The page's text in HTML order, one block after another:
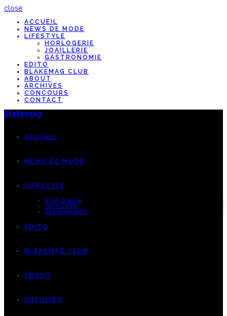
close
ACCUEIL
NEWS DE MODE
LIFESTYLE
HORLOGERIE
JOAILLERIE
GASTRONOMIE
EDITO
BLAKEMAG CLUB
ABOUT
ARCHIVES
CONCOURS
CONTACT
Blakemag
ACCUEIL
NEWS DE MODE
LIFESTYLE
HORLOGERIE
JOAILLERIE
GASTRONOMIE
EDITO
BLAKEMAG CLUB
ABOUT
ARCHIVES